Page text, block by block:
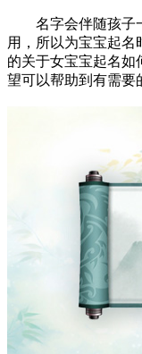
名字会伴随孩子一
用，所以为宝宝起名
的关于女宝宝起名如
望可以帮助到有需要